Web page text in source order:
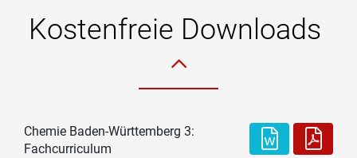
Kostenfreie Downloads
Chemie Baden-Württemberg 3:
Fachcurriculum